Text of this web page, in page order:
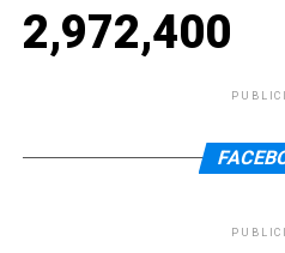
2,972,400